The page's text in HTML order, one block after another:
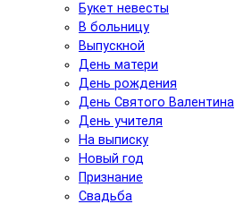
Букет невесты
В больницу
Выпускной
День матери
День рождения
День Святого Валентина
День учителя
На выписку
Новый год
Признание
Свадьба